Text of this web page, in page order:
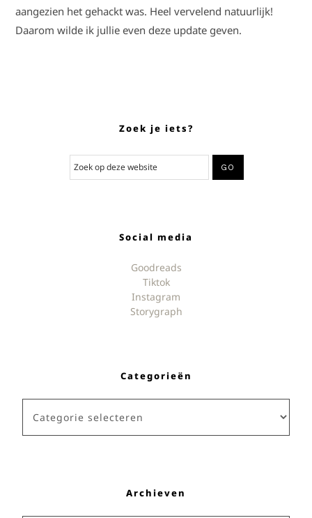
aangezien het gehackt was. Heel vervelend natuurlijk!
Daarom wilde ik jullie even deze update geven.
Zoek je iets?
Social media
Goodreads
Tiktok
Instagram
Storygraph
Categorieën
Archieven